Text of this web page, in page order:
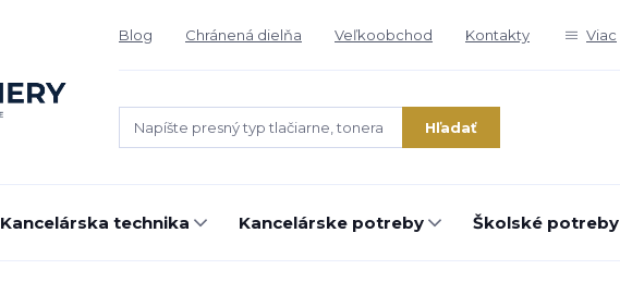
Blog Chránená dielňa Veľkoobchod Kontakty Viac
Hľadať
Kancelárska technika Kancelárske potreby Školské potreby